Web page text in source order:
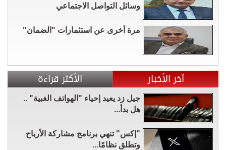
وسائل التواصل الاجتماعي
مرة أخرى عن استثمارات "الضمان"
آخر الأخبار الأكثر قراءة
جيل زد يعيد إحياء "الهواتف الغبية" ..
هل بدأ...
"إكس" تنهي برنامج مشاركة الأرباح
وتطلق نظامًا...